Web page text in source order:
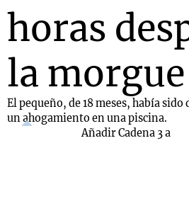
horas
la morgue
El pequeño, de 18 meses, había
un ahogamiento en una piscina.
Añadir Cadena 3 a